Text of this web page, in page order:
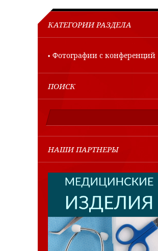
КАТЕГОРИИ РАЗДЕЛА
Фотографии с конференций
ПОИСК
НАШИ ПАРТНЕРЫ